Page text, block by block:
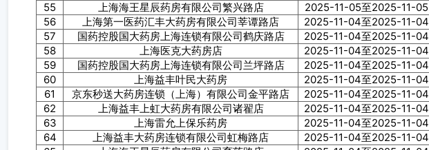
55
上海海王星辰药房有限公司繁兴路店 2025-11-05至2025-11-05
56
上海第一医药汇丰大药房有限公司莘谭路店 2025-11-04至2025-11-04
57
国药控股国大药房上海连锁有限公司鹤庆路店 2025-11-04至2025-11-04
58
上海医克大药房店 2025-11-04至2025-11-04
59
国药控股国大药房上海连锁有限公司兰坪路店 2025-11-04至2025-11-04
60
上海益丰叶民大药房 2025-11-04至2025-11-04
61
京东秒送大药房连锁（上海）有限公司金平路店 2025-11-04至2025-11-04
62
上海益丰上虹大药房有限公司诸翟店 2025-11-04至2025-11-04
63
上海雷允上保乐药房 2025-11-04至2025-11-04
64
上海益丰大药房连锁有限公司虹梅路店 2025-11-04至2025-11-04